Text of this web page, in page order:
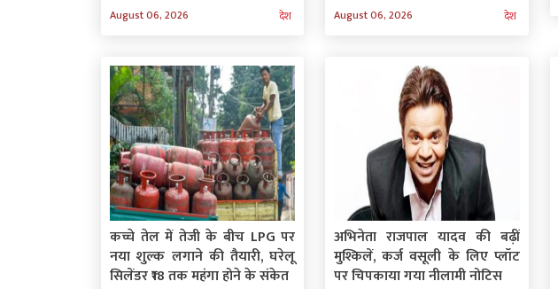
August 06, 2026 देश August 06, 2026 देश
कच्चे तेल में तेजी के बीच LPG पर
नया शुल्क लगाने की तैयारी, घरेलू
सिलेंडर ₹18 तक महंगा होने के संकेत
अभिनेता राजपाल यादव की बढ़ीं
मुश्किलें, कर्ज वसूली के लिए प्लॉट
पर चिपकाया गया नीलामी नोटिस